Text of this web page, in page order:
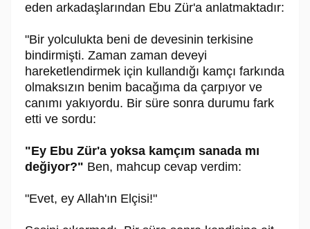
eden arkadaşlarından Ebu Zür'a anlatmaktadır:
"Bir yolculukta beni de devesinin terkisine
bindirmişti. Zaman zaman deveyi
hareketlendirmek için kullandığı kamçı farkında
olmaksızın benim bacağıma da çarpıyor ve
canımı yakıyordu. Bir süre sonra durumu fark
etti ve sordu:
"Ey Ebu Zür'a yoksa kamçım sanada mı
değiyor?" Ben, mahcup cevap verdim:
"Evet, ey Allah'ın Elçisi!"